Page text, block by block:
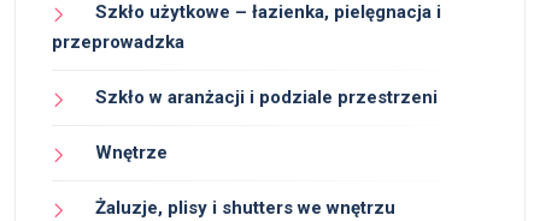
Szkło użytkowe – łazienka, pielęgnacja i
przeprowadzka
Szkło w aranżacji i podziale przestrzeni
Wnętrze
Żaluzje, plisy i shutters we wnętrzu